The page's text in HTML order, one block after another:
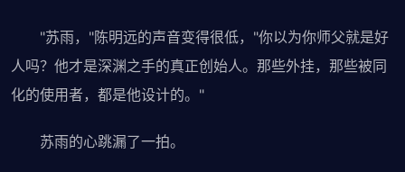
"苏雨，"陈明远的声音变得很低，"你以为你师父就是好
人吗？他才是深渊之手的真正创始人。那些外挂，那些被同
化的使用者，都是他设计的。"
苏雨的心跳漏了一拍。